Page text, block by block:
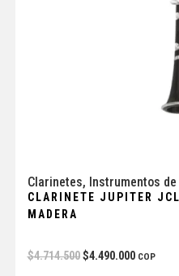
Clarinetes, Instrumentos
CLARINETE JUPITER
MADERA
$4.714.500 $4.490.000 COP